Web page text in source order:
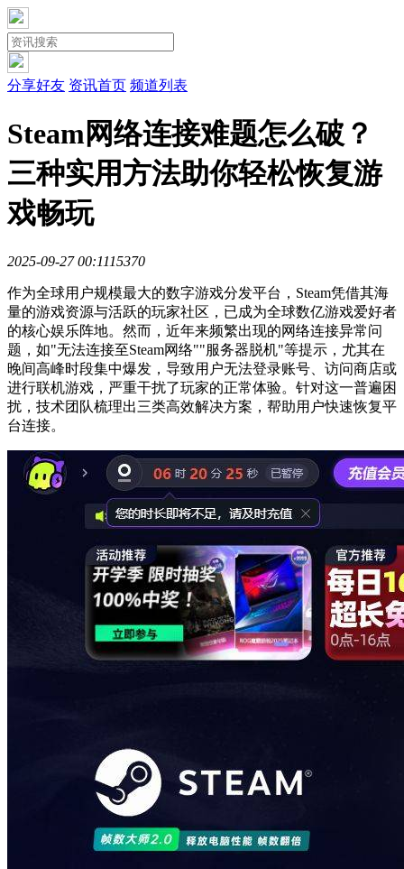
分享好友 资讯首页 频道列表
Steam网络连接难题怎么破？
三种实用方法助你轻松恢复游
戏畅玩
2025-09-27 00:1115370
作为全球用户规模最大的数字游戏分发平台，Steam凭借其海
量的游戏资源与活跃的玩家社区，已成为全球数亿游戏爱好者
的核心娱乐阵地。然而，近年来频繁出现的网络连接异常问
题，如"无法连接至Steam网络""服务器脱机"等提示，尤其在
晚间高峰时段集中爆发，导致用户无法登录账号、访问商店或
进行联机游戏，严重干扰了玩家的正常体验。针对这一普遍困
扰，技术团队梳理出三类高效解决方案，帮助用户快速恢复平
台连接。